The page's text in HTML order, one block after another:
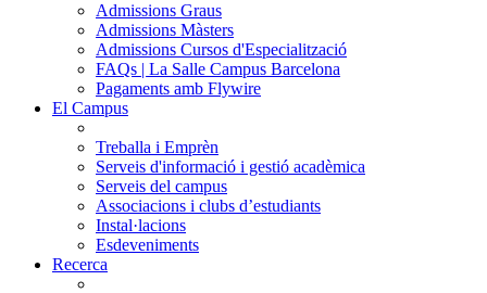
Admissions Graus
Admissions Màsters
Admissions Cursos d'Especialització
FAQs | La Salle Campus Barcelona
Pagaments amb Flywire
El Campus
Treballa i Emprèn
Serveis d'informació i gestió acadèmica
Serveis del campus
Associacions i clubs d’estudiants
Instal·lacions
Esdeveniments
Recerca